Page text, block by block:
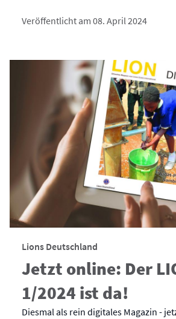
Veröffentlicht am 08. April 2024
Lions Deutschland
Jetzt online: Der
1/2024 ist da!
Diesmal als rein digitales Magazin -